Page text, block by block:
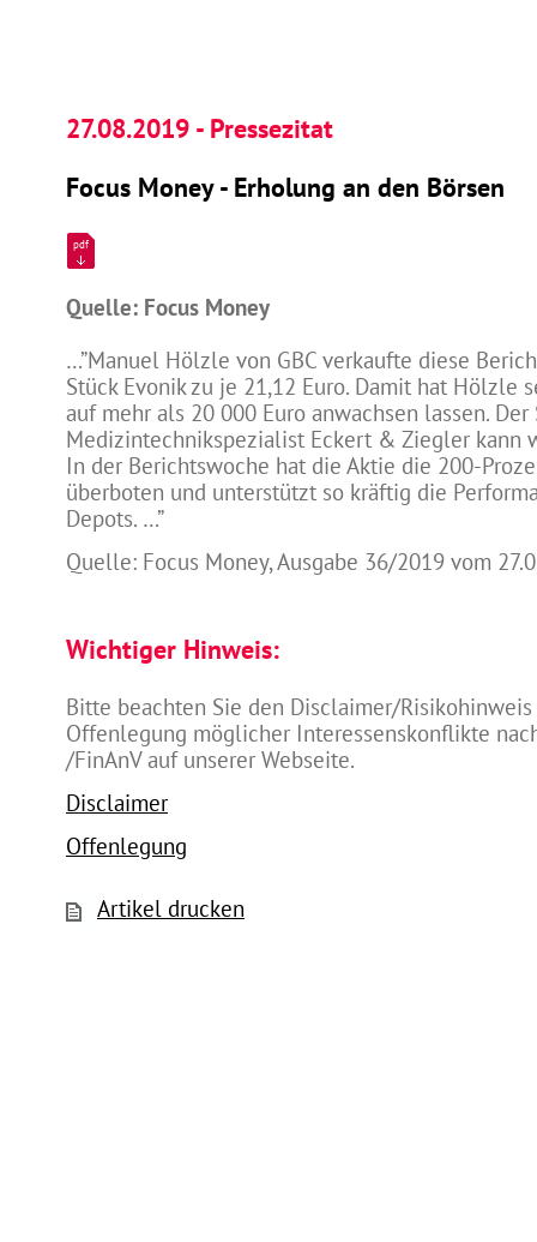
27.08.2019 - Pressezitat
Focus Money - Erholung an den Börsen
pdf
Quelle: Focus Money
…”Manuel Hölzle von GBC verkaufte diese
Stück Evonik zu je 21,12 Euro. Damit hat Hölzle
auf mehr als 20 000 Euro anwachsen lassen.
Medizintechnikspezialist Eckert & Ziegler kann
In der Berichtswoche hat die Aktie die 200-
überboten und unterstützt so kräftig die
Depots. …”
Quelle: Focus Money, Ausgabe 36/2019 vom
Wichtiger Hinweis:
Bitte beachten Sie den Disclaimer/
Offenlegung möglicher Interessenskonflikte
/FinAnV auf unserer Webseite.
Disclaimer
Offenlegung
Artikel drucken